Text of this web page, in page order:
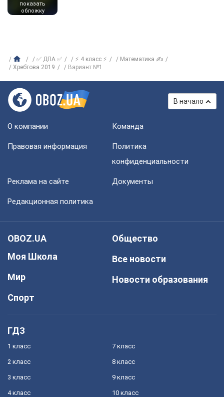
показать
обложку
✅ ДПА ✅ ⚡ 4 класс ⚡
Математика ✍
Хребтова 2019
Вариант №1
В начало
О компании Команда
Правовая информация
Политика
конфиденциальности
Реклама на сайте Документы
Редакционная политика
OBOZ.UA
Моя Школа
Мир
Спорт
Общество
Все новости
Новости образования
ГДЗ
1 класс
2 класс
3 класс
4 класс
7 класс
8 класс
9 класс
10 класс